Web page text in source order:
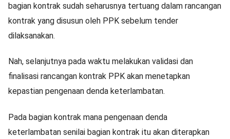
bagian kontrak sudah seharusnya tertuang dalam rancangan
kontrak yang disusun oleh PPK sebelum tender
dilaksanakan.
Nah, selanjutnya pada waktu melakukan validasi dan
finalisasi rancangan kontrak PPK akan menetapkan
kepastian pengenaan denda keterlambatan.
Pada bagian kontrak mana pengenaan denda
keterlambatan senilai bagian kontrak itu akan diterapkan